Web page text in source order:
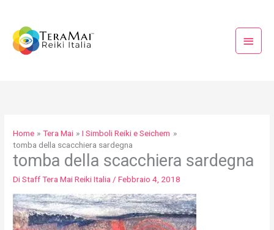
contenuto
Home Tera Mai
I Simboli Reiki e Seichem
tomba della scacchiera sardegna
tomba della scacchiera sardegna
DiStaff Tera Mai Reiki Italia /Febbraio 4, 2018